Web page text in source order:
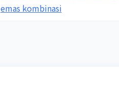
emas kombinasi